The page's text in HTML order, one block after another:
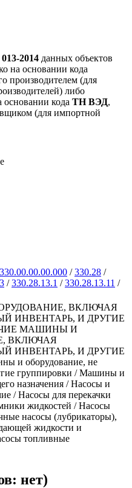
2014 данных объектов
на основании кода
производителем (для
либо
основании кода ТН ВЭД,
(для импортной
330.00.00.00.000 /330.28 /
/330.28.13.1 /330.28.13.11 /
ВКЛЮЧАЯ
ИНВЕНТАРЬ, И ДРУГИЕ
МАШИНЫ И
ВКЛЮЧАЯ
ИНВЕНТАРЬ, И ДРУГИЕ
и оборудование, не
группировки / Машины и
назначения / Насосы и
/ Насосы для перекачки
жидкостей / Насосы
насосы (лубрикаторы),
жидкости и
топливные
нет)